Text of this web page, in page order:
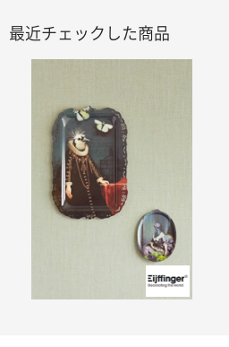
最近チェックした商品